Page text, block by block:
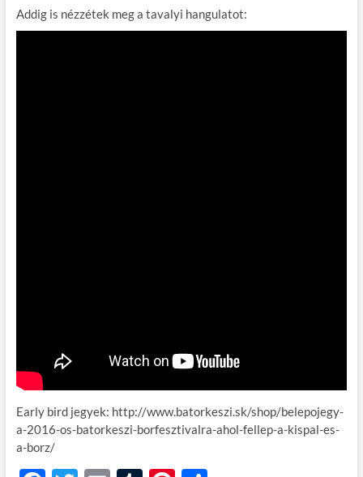
Addig is nézzétek meg a tavalyi hangulatot:
Early bird jegyek: http://www.batorkeszi.sk/shop/belepojegy-
a-2016-os-batorkeszi-borfesztivalra-ahol-fellep-a-kispal-es-
a-borz/